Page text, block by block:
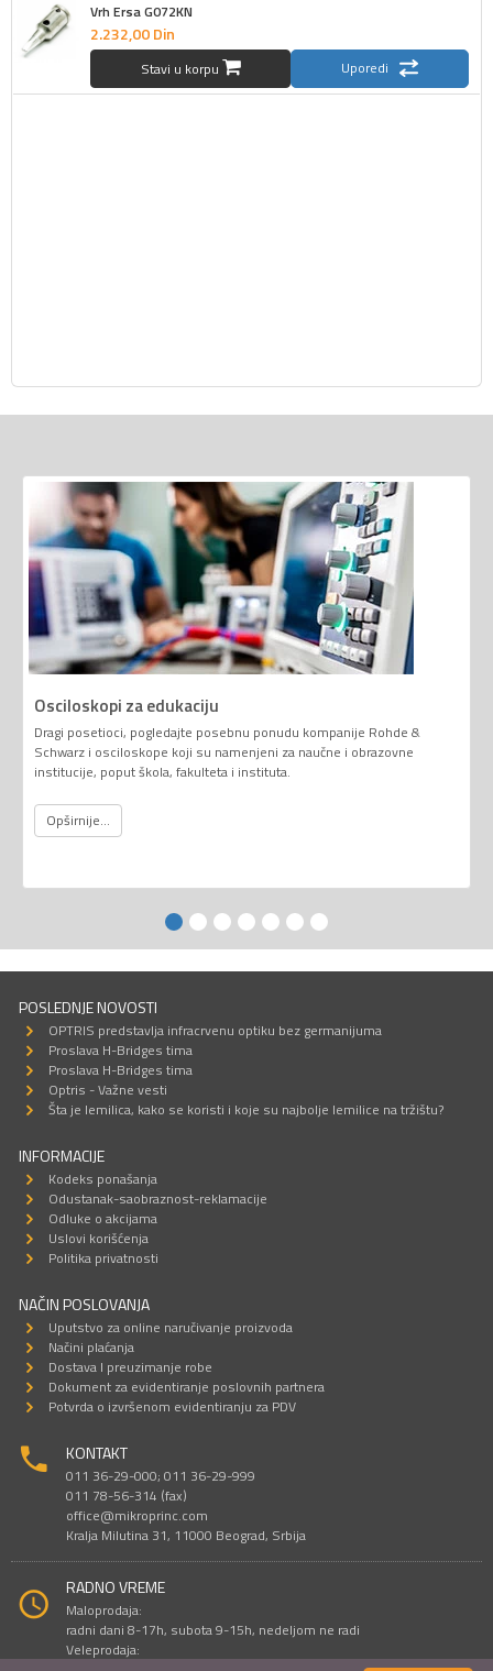
Vrh Ersa G072KN
2.232,00Din
Stavi u korpu Uporedi
Osciloskopi za edukaciju
Dragi posetioci, pogledajte posebnu ponudu kompanije Rohde &
Schwarz i osciloskope koji su namenjeni za naučne i obrazovne
institucije, poput škola, fakulteta i instituta.
Opširnije...
POSLEDNJE NOVOSTI
OPTRIS predstavlja infracrvenu optiku bez germanijuma
Proslava H-Bridges tima
Proslava H-Bridges tima
Optris - Važne vesti
Šta je lemilica, kako se koristi i koje su najbolje lemilice na tržištu?
INFORMACIJE
Kodeks ponašanja
Odustanak-saobraznost-reklamacije
Odluke o akcijama
Uslovi korišćenja
Politika privatnosti
NAČIN POSLOVANJA
Uputstvo za online naručivanje proizvoda
Načini plaćanja
Dostava I preuzimanje robe
Dokument za evidentiranje poslovnih partnera
Potvrda o izvršenom evidentiranju za PDV
KONTAKT
011 36-29-000; 011 36-29-999
011 78-56-314 (fax)
office@mikroprinc.com
Kralja Milutina 31, 11000 Beograd, Srbija
RADNO VREME
Maloprodaja:
radni dani 8-17h, subota 9-15h, nedeljom ne radi
Veleprodaja: